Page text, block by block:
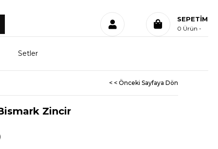
SEPETIM
0 Ürün
Setler
< < Önceki Sayfaya Dön
Zincir